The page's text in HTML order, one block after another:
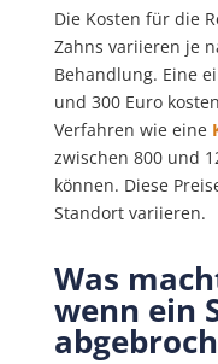
Die Kosten für die
Zahns variieren je
Behandlung. Eine
und 300 Euro
Verfahren wie eine
zwischen 800 und
können. Diese
Standort variieren.
Was
wenn ein